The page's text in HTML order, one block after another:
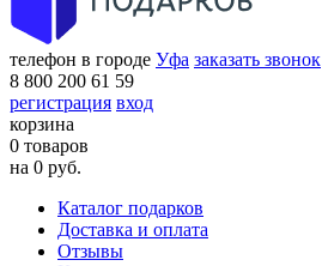
телефон в городе Уфа заказать звонок
8 800 200 61 59
регистрация вход
корзина
0 товаров
на 0 руб.
Каталог подарков
Доставка и оплата
Отзывы